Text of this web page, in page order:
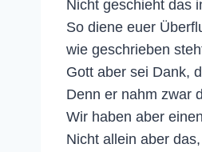
Nicht geschieht das
So diene euer
wie geschrieben
Gott aber sei Dank,
Denn er nahm zwar
Wir haben aber
Nicht allein aber